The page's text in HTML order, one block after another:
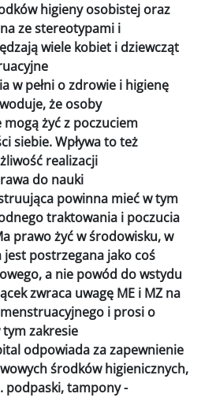
higieny osobistej oraz
ze stereotypami i
wiele kobiet i dziewcząt
w pełni o zdrowie i higienę
że osoby
żyć z poczuciem
siebie. Wpływa to też
realizacji
do nauki
powinna mieć w tym
traktowania i poczucia
prawo żyć w środowisku, w
postrzegana jako coś
a nie powód do wstydu
zwraca uwagę ME i MZ na
i prosi o
tym zakresie
odpowiada za zapewnienie
środków higienicznych,
podpaski, tampony -